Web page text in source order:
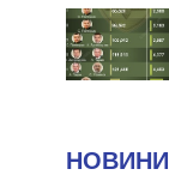
НОВИНИ